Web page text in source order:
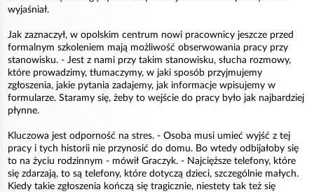
wyjaśniał.
Jak zaznaczył, w opolskim centrum nowi pracownicy jeszcze przed
formalnym szkoleniem mają możliwość obserwowania pracy przy
stanowisku. - Jest z nami przy takim stanowisku, słucha rozmowy,
które prowadzimy, tłumaczymy, w jaki sposób przyjmujemy
zgłoszenia, jakie pytania zadajemy, jak informacje wpisujemy w
formularze. Staramy się, żeby to wejście do pracy było jak najbardziej
płynne.
Kluczowa jest odporność na stres. - Osoba musi umieć wyjść z tej
pracy i tych historii nie przynosić do domu. Bo wtedy odbijałoby się
to na życiu rodzinnym - mówił Graczyk. - Najcięższe telefony, które
się zdarzają, to są telefony, które dotyczą dzieci, szczególnie małych.
Kiedy takie zgłoszenia kończą się tragicznie, niestety tak też się